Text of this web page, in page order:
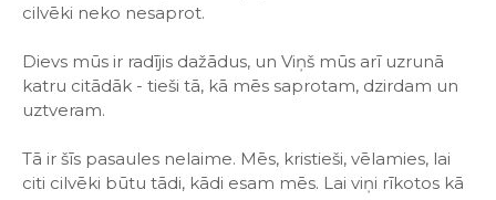
cilvēki neko nesaprot.
Dievs mūs ir radījis dažādus, un Viņš mūs arī uzrunā
katru citādāk - tieši tā, kā mēs saprotam, dzirdam un
uztveram.
Tā ir šīs pasaules nelaime. Mēs, kristieši, vēlamies, lai
citi cilvēki būtu tādi, kādi esam mēs. Lai viņi rīkotos kā